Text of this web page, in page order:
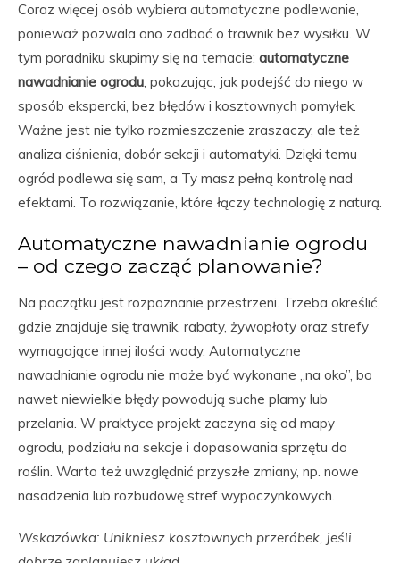
Coraz więcej osób wybiera automatyczne podlewanie,
ponieważ pozwala ono zadbać o trawnik bez wysiłku. W
tym poradniku skupimy się na temacie: automatyczne
nawadnianie ogrodu, pokazując, jak podejść do niego w
sposób ekspercki, bez błędów i kosztownych pomyłek.
Ważne jest nie tylko rozmieszczenie zraszaczy, ale też
analiza ciśnienia, dobór sekcji i automatyki. Dzięki temu
ogród podlewa się sam, a Ty masz pełną kontrolę nad
efektami. To rozwiązanie, które łączy technologię z naturą.
Automatyczne nawadnianie ogrodu
– od czego zacząć planowanie?
Na początku jest rozpoznanie przestrzeni. Trzeba określić,
gdzie znajduje się trawnik, rabaty, żywopłoty oraz strefy
wymagające innej ilości wody. Automatyczne
nawadnianie ogrodu nie może być wykonane „na oko”, bo
nawet niewielkie błędy powodują suche plamy lub
przelania. W praktyce projekt zaczyna się od mapy
ogrodu, podziału na sekcje i dopasowania sprzętu do
roślin. Warto też uwzględnić przyszłe zmiany, np. nowe
nasadzenia lub rozbudowę stref wypoczynkowych.
Wskazówka: Unikniesz kosztownych przeróbek, jeśli